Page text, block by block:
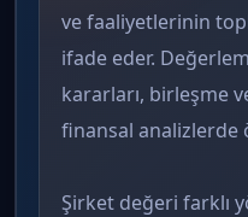
ve faaliyetlerinin
ifade eder.
kararları, birleşme
finansal analizlerde
Şirket değeri farklı